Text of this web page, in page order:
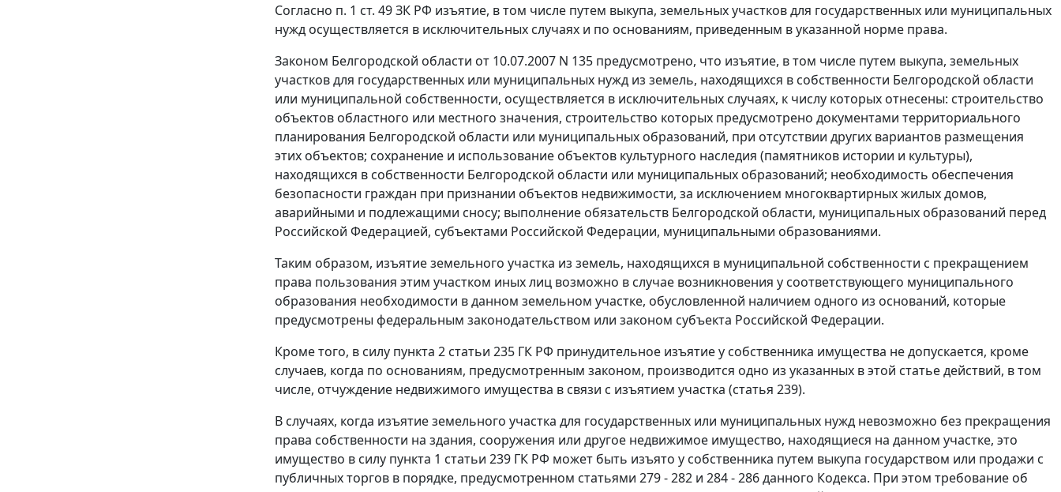
Согласно п. 1 ст. 49ЗК РФ изъятие, в том числе путем выкупа, земельных участков для государственных или муниципальных
нужд осуществляется в исключительных случаях и по основаниям, приведенным в указанной норме права.
Законом Белгородской области от 10.07.2007 N 135 предусмотрено, что изъятие, в том числе путем выкупа, земельных
участков для государственных или муниципальных нужд из земель, находящихся в собственности Белгородской области
или муниципальной собственности, осуществляется в исключительных случаях, к числу которых отнесены: строительство
объектов областного или местного значения, строительство которых предусмотрено документами территориального
планирования Белгородской области или муниципальных образований, при отсутствии других вариантов размещения
этих объектов; сохранение и использование объектов культурного наследия (памятников истории и культуры),
находящихся в собственности Белгородской области или муниципальных образований; необходимость обеспечения
безопасности граждан при признании объектов недвижимости, за исключением многоквартирных жилых домов,
аварийными и подлежащими сносу; выполнение обязательств Белгородской области, муниципальных образований перед
Российской Федерацией, субъектами Российской Федерации, муниципальными образованиями.
Таким образом, изъятие земельного участка из земель, находящихся в муниципальной собственности с прекращением
права пользования этим участком иных лиц возможно в случае возникновения у соответствующего муниципального
образования необходимости в данном земельном участке, обусловленной наличием одного из оснований, которые
предусмотрены федеральным законодательством или законом субъекта Российской Федерации.
Кроме того, в силу пункта 2 статьи 235 ГК РФ принудительное изъятие у собственника имущества не допускается, кроме
случаев, когда по основаниям, предусмотренным законом, производится одно из указанных в этой статье действий, в том
числе, отчуждение недвижимого имущества в связи с изъятием участка (статья 239).
В случаях, когда изъятие земельного участка для государственных или муниципальных нужд невозможно без прекращения
права собственности на здания, сооружения или другое недвижимое имущество, находящиеся на данном участке, это
имущество в силу пункта 1 статьи 239 ГК РФ может быть изъято у собственника путем выкупа государством или продажи с
публичных торгов в порядке, предусмотренном статьями 279 - 282 и 284 - 286данного Кодекса. При этом требование об